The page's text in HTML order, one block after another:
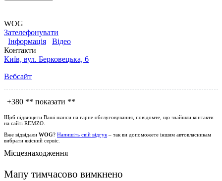
WOG
Зателефонувати
Інформація
Відео
Контакти
Київ, вул. Берковецька, 6
Вебсайт
+380 ** показати **
Щоб підвищити Ваші шанси на гарне обслуговування, повідомте, що знайшли контакти
на сайті REMZO
Вже відвідали WOG? Напишіть свій відгук – так ви допоможете іншим автовласникам
вибрати якісний сервіс.
Місцезнаходження
Мапу тимчасово вимкнено